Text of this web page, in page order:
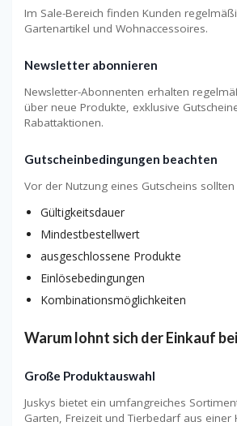
Im Sale-Bereich finden Kunden
Gartenartikel und Wohnaccessoires.
Newsletter abonnieren
Newsletter-Abonnenten erhalten
über neue Produkte, exklusive
Rabattaktionen.
Gutscheinbedingungen beachten
Vor der Nutzung eines Gutscheins
Gültigkeitsdauer
Mindestbestellwert
ausgeschlossene Produkte
Einlösebedingungen
Kombinationsmöglichkeiten
Warum lohnt sich der Einkauf
Große Produktauswahl
Juskys bietet ein umfangreiches
Garten, Freizeit und Tierbedarf aus einer